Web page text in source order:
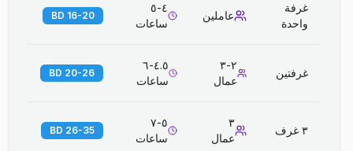
غرفة
واحدة
عاملين
٤-٥
ساعات
16-20 BD
غرفتين
٢-٣
عمال
٤.٥-٦
ساعات
20-26 BD
٣ غرف
٣
عمال
٥-٧
ساعات
26-35 BD